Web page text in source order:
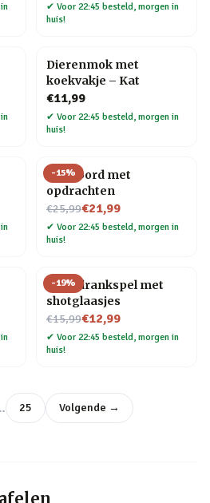
✔ Voor 22:45 besteld, morgen in
huis!
Dierenmok met
koekvakje – Kat
€11,99
✔ Voor 22:45 besteld, morgen in
huis!
-15%
Pizzabord met
opdrachten
€25,99
Nu voor€21,99
✔ Voor 22:45 besteld, morgen in
huis!
-19%
Ludo drankspel met
shotglaasjes
€15,99
Nu voor€12,99
✔ Voor 22:45 besteld, morgen in
huis!
25 Volgende →